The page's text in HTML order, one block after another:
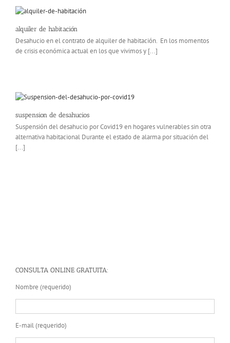
alquiler de habitación
Desahucio en el contrato de alquiler de habitación. En los momentos
de crisis económica actual en los que vivimos y [...]
suspension de desahucios
Suspensión del desahucio por Covid19 en hogares vulnerables sin otra
alternativa habitacional Durante el estado de alarma por situación del
[...]
CONSULTA ONLINE GRATUITA:
Nombre (requerido)
E-mail (requerido)